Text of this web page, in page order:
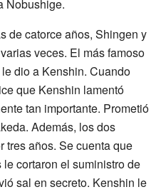
Nobushige.
de catorce años, Shingen y
veces. El más famoso
dio a Kenshin. Cuando
que Kenshin lamentó
tan importante. Prometió
Además, los dos
tres años. Se cuenta que
cortaron el suministro de
sal en secreto. Kenshin le